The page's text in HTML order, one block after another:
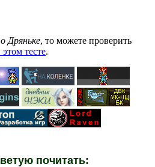
Дряньке, то можете проверить
этом тесте.
почитать: